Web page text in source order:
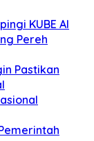
KUBE Al
Pereh
Pastikan